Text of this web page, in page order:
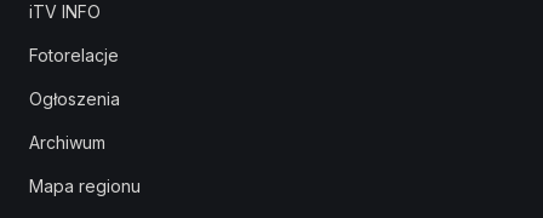
iTV INFO
Fotorelacje
Ogłoszenia
Archiwum
Mapa regionu